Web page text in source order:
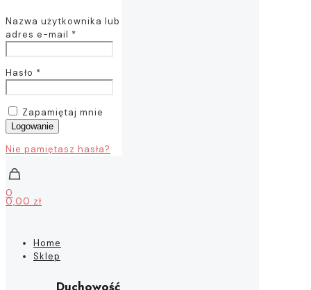
Nazwa użytkownika lub
adres e-mail *
Hasło *
Zapamiętaj mnie
Logowanie
Nie pamiętasz hasła?
0
0,00 zł
Home
Sklep
Duchowość